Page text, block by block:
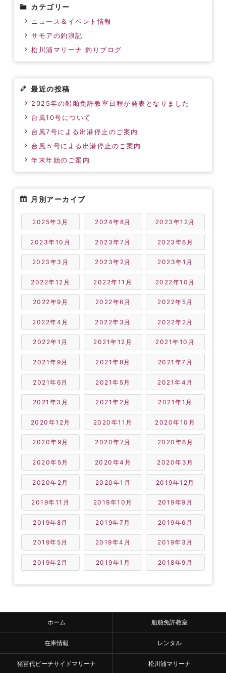
カテゴリー
ニュース＆イベント情報
サモアの釣浪記
松川浦マリーナ 釣りブログ
最近の投稿
2025年の船舶免許教室日程が発表となりました
台風10号について
台風7号による出港停止のご案内
台風５号による出港停止のご案内
年末年始のご案内
月別アーカイブ
2025年3月 2024年8月 2023年12月
2023年10月 2023年7月 2023年6月
2023年3月 2023年2月 2023年1月
2022年12月 2022年11月 2022年10月
2022年9月 2022年6月 2022年5月
2022年4月 2022年3月 2022年2月
2022年1月 2021年12月 2021年10月
2021年9月 2021年8月 2021年7月
2021年6月 2021年5月 2021年4月
2021年3月 2021年2月 2021年1月
2020年12月 2020年11月 2020年10月
2020年9月 2020年7月 2020年6月
2020年5月 2020年4月 2020年3月
2020年2月 2020年1月 2019年12月
2019年11月 2019年10月 2019年9月
2019年8月 2019年7月 2019年6月
2019年5月 2019年4月 2019年3月
2019年2月 2019年1月 2018年9月
ホーム 船舶免許教室
在庫情報 レンタル
猪苗代ビーチサイドマリーナ 松川浦マリーナ